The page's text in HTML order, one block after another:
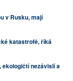
v Rusku, mají
katastrofě, říká
nezávislí a